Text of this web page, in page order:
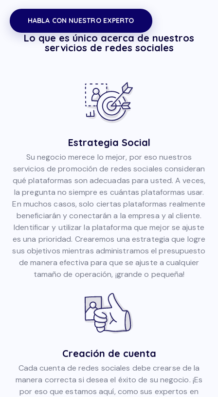
HABLA CON NUESTRO EXPERTO
Lo que es único acerca de nuestros
servicios de redes sociales
Estrategia Social
Su negocio merece lo mejor, por eso nuestros
servicios de promoción de redes sociales consideran
qué plataformas son adecuadas para usted. A veces,
la pregunta no siempre es cuántas plataformas usar.
En muchos casos, solo ciertas plataformas realmente
beneficiarán y conectarán a la empresa y al cliente.
Identificar y utilizar la plataforma que mejor se ajuste
es una prioridad. Crearemos una estrategia que logre
sus objetivos mientras administramos el presupuesto
de manera efectiva para que se ajuste a cualquier
tamaño de operación, ¡grande o pequeña!
Creación de cuenta
Cada cuenta de redes sociales debe crearse de la
manera correcta si desea el éxito de su negocio. ¡Es
por eso que estamos aquí, como sus expertos en